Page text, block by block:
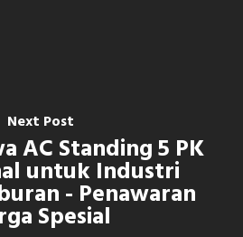
Next Post
AC Standing 5 PK
untuk Industri
- Penawaran
Spesial